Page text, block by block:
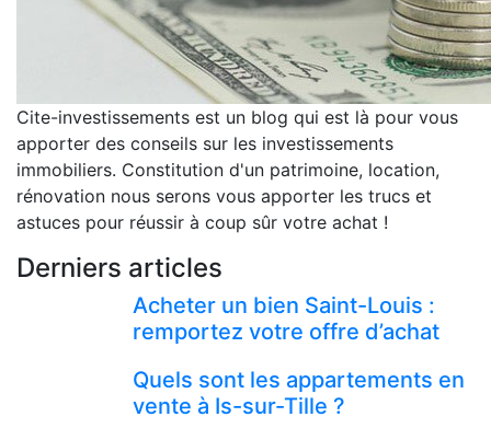
Cite-investissements est un blog qui est là pour vous
apporter des conseils sur les investissements
immobiliers. Constitution d'un patrimoine, location,
rénovation nous serons vous apporter les trucs et
astuces pour réussir à coup sûr votre achat !
Derniers articles
Acheter un bien Saint-Louis :
remportez votre offre d’achat
Quels sont les appartements en
vente à Is-sur-Tille ?